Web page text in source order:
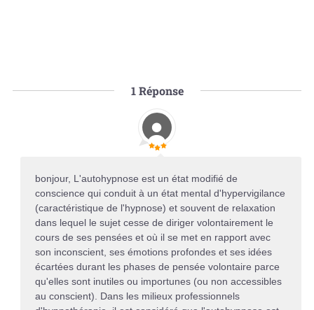
1Réponse
bonjour, L'autohypnose est un état modifié de
conscience qui conduit à un état mental d'hypervigilance
(caractéristique de l'hypnose) et souvent de relaxation
dans lequel le sujet cesse de diriger volontairement le
cours de ses pensées et où il se met en rapport avec
son inconscient, ses émotions profondes et ses idées
écartées durant les phases de pensée volontaire parce
qu'elles sont inutiles ou importunes (ou non accessibles
au conscient). Dans les milieux professionnels